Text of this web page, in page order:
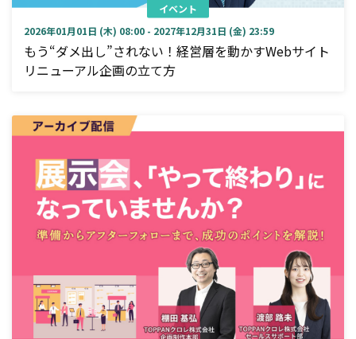
イベント
2026年01月01日 (木) 08:00 - 2027年12月31日 (金) 23:59
もう“ダメ出し”されない！経営層を動かすWebサイト
リニューアル企画の立て方